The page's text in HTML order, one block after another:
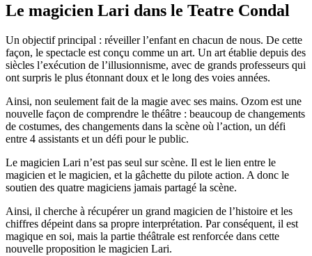
Le magicien Lari dans le Teatre Condal
Un objectif principal : réveiller l’enfant en chacun de nous. De cette
façon, le spectacle est conçu comme un art. Un art établie depuis des
siècles l’exécution de l’illusionnisme, avec de grands professeurs qui
ont surpris le plus étonnant doux et le long des voies années.
Ainsi, non seulement fait de la magie avec ses mains. Ozom est une
nouvelle façon de comprendre le théâtre : beaucoup de changements
de costumes, des changements dans la scène où l’action, un défi
entre 4 assistants et un défi pour le public.
Le magicien Lari n’est pas seul sur scène. Il est le lien entre le
magicien et le magicien, et la gâchette du pilote action. A donc le
soutien des quatre magiciens jamais partagé la scène.
Ainsi, il cherche à récupérer un grand magicien de l’histoire et les
chiffres dépeint dans sa propre interprétation. Par conséquent, il est
magique en soi, mais la partie théâtrale est renforcée dans cette
nouvelle proposition le magicien Lari.